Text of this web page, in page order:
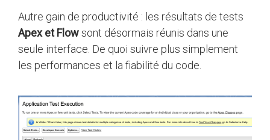
Autre gain de productivité : les résultats de tests
Apex et Flowsont désormais réunis dans une
seule interface. De quoi suivre plus simplement
les performances et la fiabilité du code.